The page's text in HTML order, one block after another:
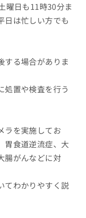
曜日も11時30分ま
日は忙しい方でも
する場合がありま
処置や検査を行う
ラを実施してお
胃食道逆流症、大
腸がんなどに対
てわかりやすく説